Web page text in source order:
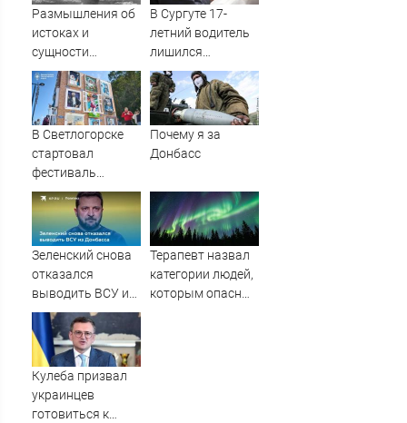
Размышления об
истоках и
сущности
ядерного оружия
:: Издательство
Русская Идея
В Сургуте 17-
летний водитель
лишился
автомобиля
после дрифта в
центре города
В Светлогорске
стартовал
фестиваль
современного
искусства «Море
внутри»
Почему я за
Донбасс
Зеленский снова
отказался
выводить ВСУ из
Донбасса
Терапевт назвал
категории людей,
которым опасны
Кулеба призвал
украинцев
готовиться к